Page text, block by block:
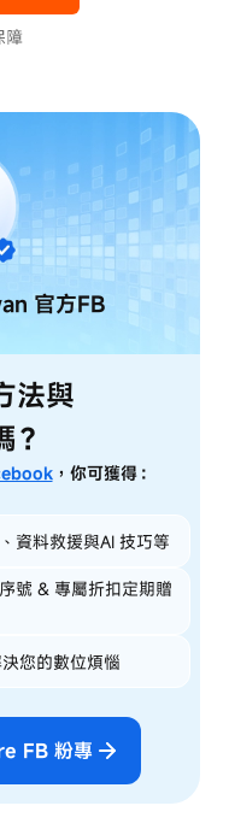
官方FB
法與
？
，你可獲得：
資料救援與AI 技巧等
號 & 專屬折扣定期贈
您的數位煩惱
FB 粉專